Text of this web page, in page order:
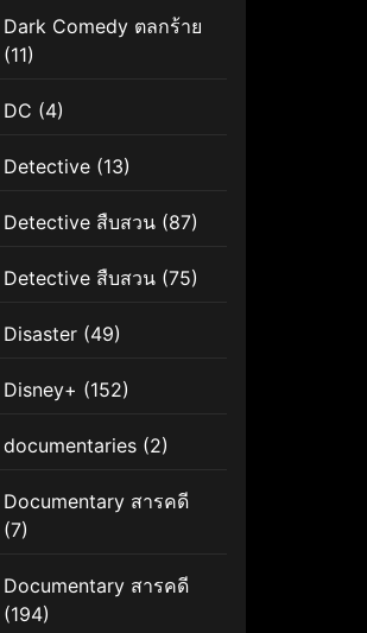
Dark Comedy ตลกร้าย
(11)
DC (4)
Detective (13)
Detective สืบสวน (87)
Detective สืบสวน (75)
Disaster (49)
Disney+ (152)
documentaries (2)
Documentary สารคดี
(7)
Documentary สารคดี
(194)